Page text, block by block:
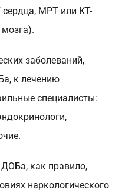
сердца, МРТ или КТ-
мозга).
заболеваний,
к лечению
специалисты:
как правило,
наркологического